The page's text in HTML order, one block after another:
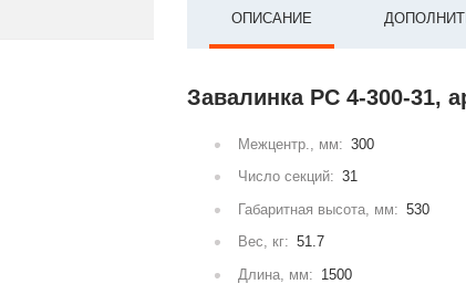
ОПИСАНИЕ
Завалинка РС 4-300-31,
Межцентр., мм: 300
Число секций: 31
Габаритная высота, мм: 530
Вес, кг: 51.7
Длина, мм: 1500